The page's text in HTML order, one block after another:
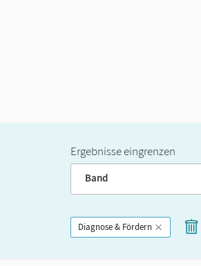
Ergebnisse eingrenzen
Band
Diagnose & Fördern